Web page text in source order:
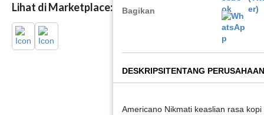
Lihat di Marketplace: Bagikan
DESKRIPSITENTANG PERUSAHAAN
Americano Nikmati keaslian rasa